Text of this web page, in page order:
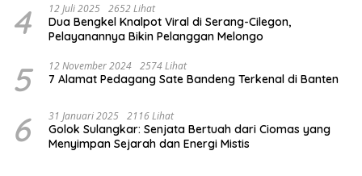
4 12 Juli 2025 2652 Lihat
Dua Bengkel Knalpot Viral di Serang-Cilegon,
Pelayanannya Bikin Pelanggan Melongo
5 12 November 2024 2574 Lihat
7 Alamat Pedagang Sate Bandeng Terkenal di Banten
6 31 Januari 2025 2116 Lihat
Golok Sulangkar: Senjata Bertuah dari Ciomas yang
Menyimpan Sejarah dan Energi Mistis